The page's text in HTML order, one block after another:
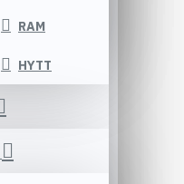
RAM
HYTT